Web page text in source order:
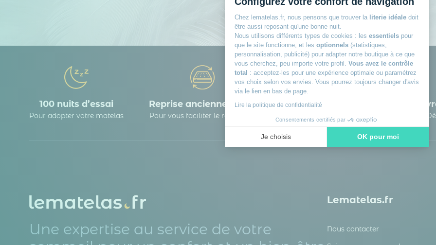
Chez lematelas.fr, nous pensons que trouver la literie idéale doit
être aussi reposant qu'une bonne nuit.
Nous utilisons différents types de cookies : les essentiels pour
que le site fonctionne, et les optionnels (statistiques,
personnalisation, publicité) pour adapter notre boutique à ce que
vous cherchez, peu importe votre profil. Vous avez le contrôle
total : acceptez-les pour une expérience optimale ou paramétrez
vos choix selon vos envies. Vous pourrez toujours changer d'avis
via le lien en bas de page.
Lire la politique de confidentialité
Consentements certifiés par
Je choisis OK pour moi
100 nuits d’essai
Pour adopter votre matelas
Reprise ancienne literie
Pour vous faciliter le recyclage
3 fois sans frais possible
A partir de 150 € d’achat
Une expertise au service de votre
Lematelas.fr
Nous contacter